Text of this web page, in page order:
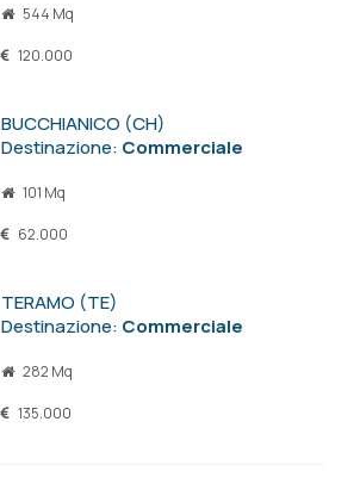
544 Mq
120.000
BUCCHIANICO (CH)
Destinazione: Commerciale
101 Mq
62.000
TERAMO (TE)
Destinazione: Commerciale
282 Mq
135.000